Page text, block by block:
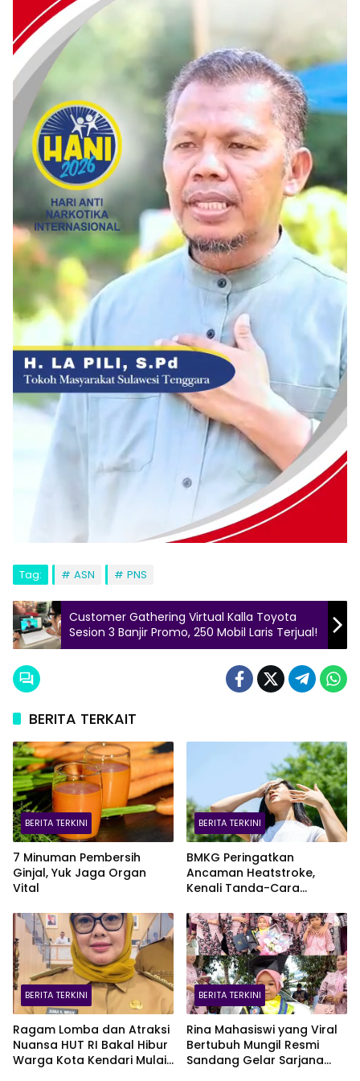
Tag: ASN PNS
Customer Gathering Virtual Kalla Toyota
Sesion 3 Banjir Promo, 250 Mobil Laris Terjual!
BERITA TERKAIT
BERITA TERKINI
7 Minuman Pembersih
Ginjal, Yuk Jaga Organ
Vital
BERITA TERKINI
BMKG Peringatkan
Ancaman Heatstroke,
Kenali Tanda-Cara
BERITA TERKINI
Ragam Lomba dan Atraksi
Nuansa HUT RI Bakal Hibur
Warga Kota Kendari Mulai
BERITA TERKINI
Rina Mahasiswi yang Viral
Bertubuh Mungil Resmi
Sandang Gelar Sarjana